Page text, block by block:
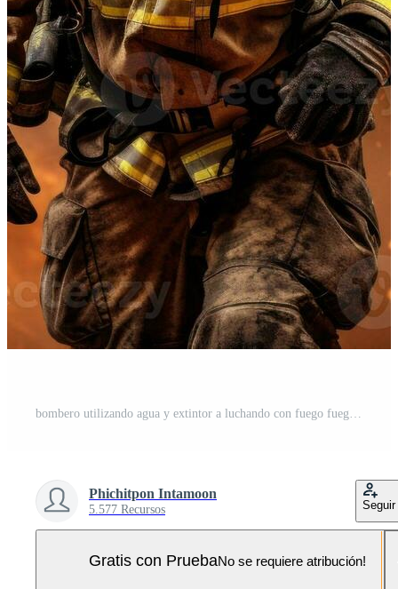
Phichitpon Intamoon
5.577 Recursos Seguir
Gratis con PruebaNo se requiere atribución!